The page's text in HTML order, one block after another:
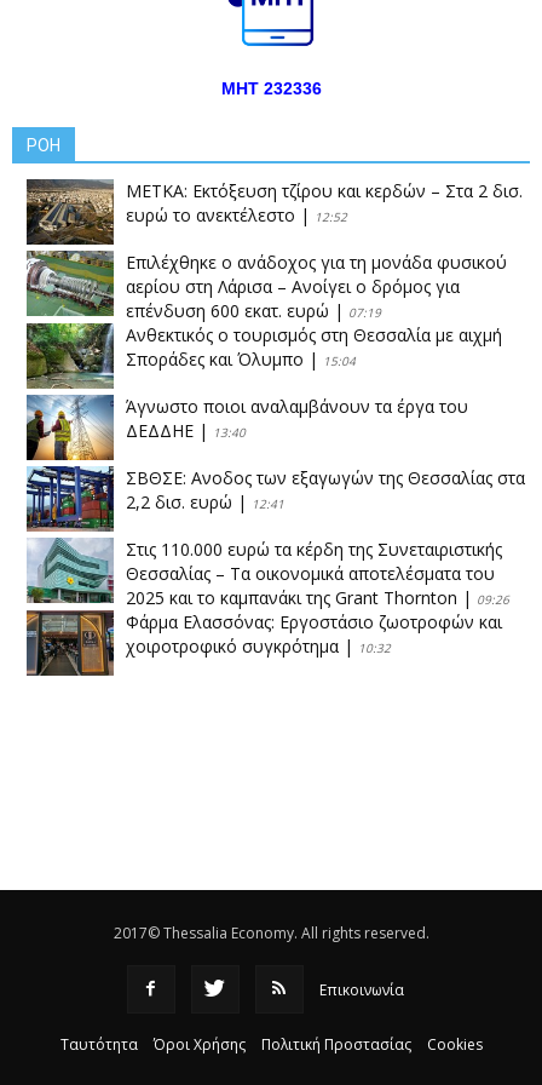
ΜΗΤ 232336
ΡΟΗ
ΜΕΤΚΑ: Εκτόξευση τζίρου και κερδών – Στα 2 δισ.
ευρώ το ανεκτέλεστο | 12:52
Επιλέχθηκε ο ανάδοχος για τη μονάδα φυσικού
αερίου στη Λάρισα – Ανοίγει ο δρόμος για
επένδυση 600 εκατ. ευρώ | 07:19
Ανθεκτικός ο τουρισμός στη Θεσσαλία με αιχμή
Σποράδες και Όλυμπο | 15:04
Άγνωστο ποιοι αναλαμβάνουν τα έργα του
ΔΕΔΔΗΕ | 13:40
ΣΒΘΣΕ: Aνοδος των εξαγωγών της Θεσσαλίας στα
2,2 δισ. ευρώ | 12:41
Στις 110.000 ευρώ τα κέρδη της Συνεταιριστικής
Θεσσαλίας – Τα οικονομικά αποτελέσματα του
2025 και το καμπανάκι της Grant Thornton | 09:26
Φάρμα Ελασσόνας: Εργοστάσιο ζωοτροφών και
χοιροτροφικό συγκρότημα | 10:32
2017© Thessalia Economy. All rights reserved.
Επικοινωνία
Ταυτότητα Όροι Χρήσης Πολιτική Προστασίας Cookies